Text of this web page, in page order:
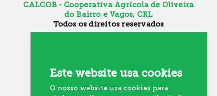
Este website usa cookies
O nosso website usa cookies para
CALCOB - Cooperativa Agrícola de Oliveira
do Bairro e Vagos, CRL
Todos os direitos reservados
Resolução Alternativa de Litígios
Recrutamento